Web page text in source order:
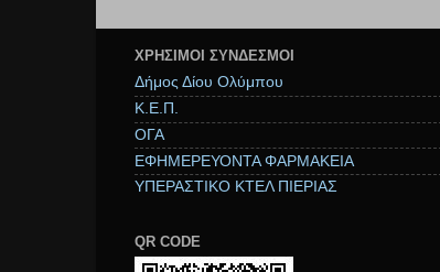
ΧΡΉΣΙΜΟΙ ΣΥΝΔΕΣΜΟΙ
Δήμος Δίου Ολύμπου
Κ.Ε.Π.
ΟΓΑ
ΕΦΗΜΕΡΕΥΟΝΤΑ ΦΑΡΜΑΚΕΙΑ
ΥΠΕΡΑΣΤΙΚΟ ΚΤΕΛ ΠΙΕΡΙΑΣ
QR CODE